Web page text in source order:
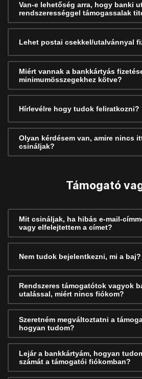
Van-e lehetőség arra, hogy banki
rendszerességgel támogassalak
Lehet postai csekkel/utalvánnyal
Miért vannak a bankkártyás
minimumösszegekhez kötve?
Hírlevélre hogy tudok feliratkozni?
Olyan kérdésem van, amire nincs
csináljak?
Támogató
Mit csináljak, ha hibás e-mail-
vagy elfelejtettem a címet?
Nem tudok bejelentkezni, mi a baj?
Rendszeres támogatótok vagyok
utalással, miért nincs fiókom?
Szeretném megváltoztatni a
hogyan tudom?
Lejár a bankkártyám, hogyan
számát a támogatói fiókomban?